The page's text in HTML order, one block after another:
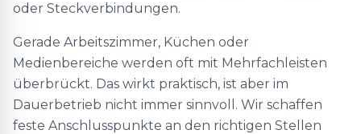
oder Steckverbindungen.
Gerade Arbeitszimmer, Küchen oder
Medienbereiche werden oft mit Mehrfachleisten
überbrückt. Das wirkt praktisch, ist aber im
Dauerbetrieb nicht immer sinnvoll. Wir schaffen
feste Anschlusspunkte an den richtigen Stellen